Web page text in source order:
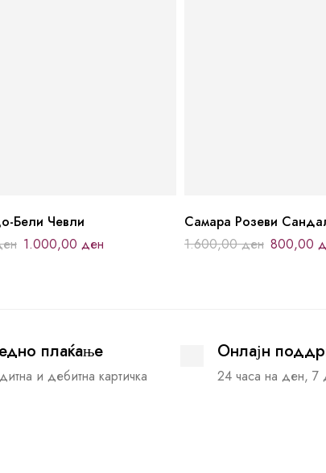
Бели Чевли
1.000,00 ден
Самара Розеви
1.600,00ден 800,00
плаќање
и дебитна картичка
Онлајн
24 часа на ден, 7